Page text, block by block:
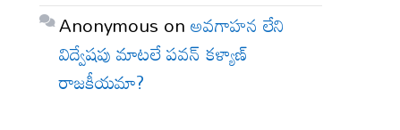
Anonymous onఅవగాహన లేని
విద్వేషపు మాటలే పవన్ కళ్యాణ్
రాజకీయమా?